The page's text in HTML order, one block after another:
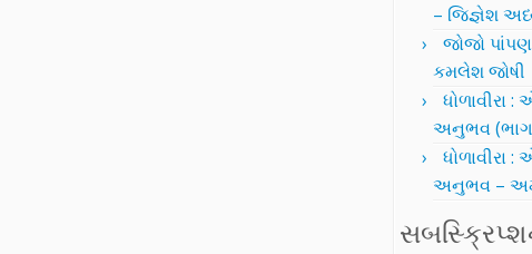
– જિજ્ઞેશ
જોજો
કમલેશ જોષી
ધોળાવીરા
અનુભવ (ભાગ
ધોળાવીરા
અનુભવ –